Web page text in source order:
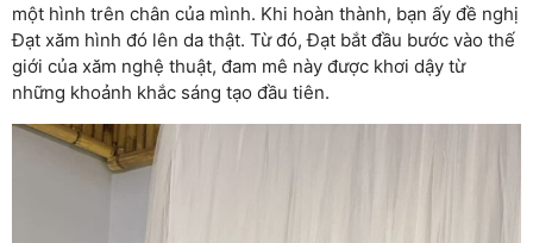
một hình trên chân của mình. Khi hoàn thành, bạn ấy đề nghị
Đạt xăm hình đó lên da thật. Từ đó, Đạt bắt đầu bước vào thế
giới của xăm nghệ thuật, đam mê này được khơi dậy từ
những khoảnh khắc sáng tạo đầu tiên.